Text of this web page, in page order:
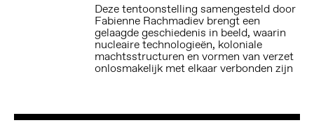
Deze tentoonstelling samengesteld door
Fabienne Rachmadiev brengt een
gelaagde geschiedenis in beeld, waarin
nucleaire technologieën, koloniale
machtsstructuren en vormen van verzet
onlosmakelijk met elkaar verbonden zijn